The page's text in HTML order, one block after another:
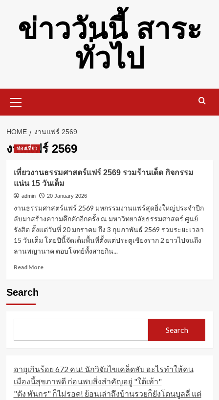
contentข่าววันนี้ สาระ
ทั่วไป
Menu
HOME งานแฟร์ 2569
งานแฟร์ 2569
ท่องเที่ยว
เที่ยวงานธรรมศาสตร์แฟร์ 2569 รวมร้านเด็ด กิจกรรม
แน่น 15 วันเต็ม
admin 20 January 2026
งานธรรมศาสตร์แฟร์ 2569 มหกรรมงานแฟร์สุดยิ่งใหญ่ประจำปีก
ลับมาสร้างความคึกคักอีกครั้ง ณ มหาวิทยาลัยธรรมศาสตร์ ศูนย์
รังสิต ตั้งแต่วันที่ 20 มกราคม ถึง 3 กุมภาพันธ์ 2569 รวมระยะเวลา
15 วันเต็ม โดยปีนี้จัดเต็มพื้นที่ตั้งแต่ประตูเชียงราก 2 ยาวไปจนถึง
ลานพญานาค ตอบโจทย์ทั้งสายกิน...
Read MoreRead
แฟร์
รวม
กิจกรรม
15
วัน
Search
Search
อายุเกินร้อย 672 คน! นักวิจัยไขเคล็ดลับ อะไรทำให้คน
เมืองนี้สุขภาพดี ก่อนพบสิ่งสำคัญอยู่ "ใต้เท้า"
"ดัง พันกร" ก็ไม่รอด! ย้อนเล่าถึงบ้านรวยก็ยังโดนบูลลี่ แต่